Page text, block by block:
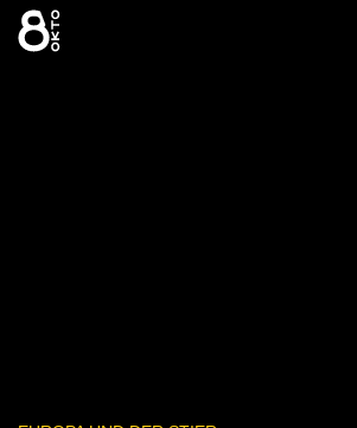
Zum
Inhalt
springen